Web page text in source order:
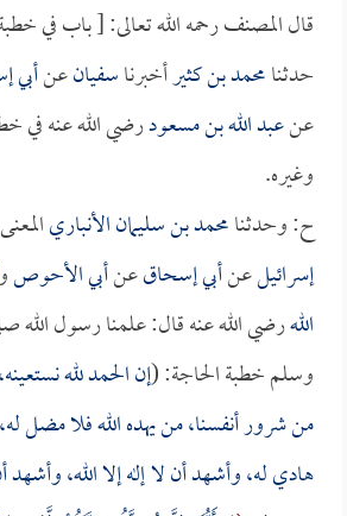
قال المصنف رحمه الله تعالى: [ باب في
حدثنامحمد بن كثيرأخبرناسفيانعنأبي
عنعبد الله بن مسعودرضي الله عنه في
وغيره.
ح: وحدثنامحمد بن سليمان الأنباري
إسرائيلعنأبي إسحاقعنأبي الأحوص
اللهرضي الله عنه قال: علمنا رسول الله
وسلم خطبة الحاجة: (إن الحمد لله
من شرور أنفسنا، من يهده الله فلا مضل
هادي له، وأشهد أن لا إله إلا الله، وأشهد